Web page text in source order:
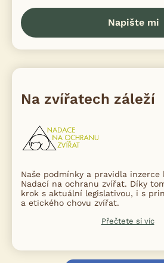
Napište mi
Na zvířatech záleží
Naše podmínky a pravidla inzerce
Nadací na ochranu zvířat. Díky
krok s aktuální legislativou, i s
a etického chovu zvířat.
Přečtete si víc